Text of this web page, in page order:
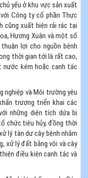
yếu ở khu vực sản xuất
Công ty cổ phần Thực
cũng xuất hiện rải rác tại
Hương Xuân và một số
lợi cho nguồn bệnh
thời gian tới là rất cao,
kém hoặc canh tác
nghiệp và Môi trường yêu
trương triển khai các
những diện tích dứa bị
chức tiêu hủy, đồng thời
lý tàn dư cây bệnh nhằm
xử lý đất bằng vôi và cày
điều kiện canh tác và